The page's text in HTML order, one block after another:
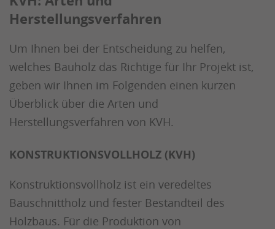
Herstellungsverfahren
Um Ihnen bei der Entscheidung zu helfen,
welches Bauholz das Richtige für Ihr Projekt ist,
geben wir Ihnen im Folgenden einen kurzen
Überblick über die Arten und
Herstellungsverfahren von KVH.
KONSTRUKTIONSVOLLHOLZ (KVH)
Konstruktionsvollholz ist ein veredeltes
Bauschnittholz und fester Bestandteil des
Holzbaus. Für die Produktion von